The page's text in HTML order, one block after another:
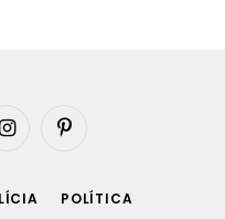
InstagramPinterest
POLÍTICA